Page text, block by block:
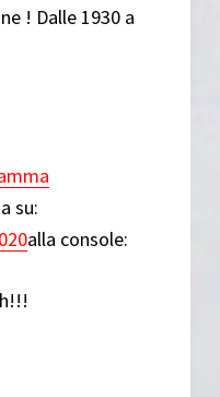
! Dalle 1930 a
su:
alla console: